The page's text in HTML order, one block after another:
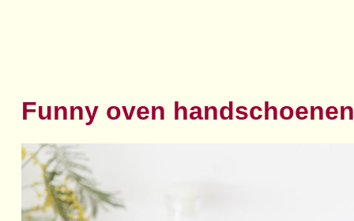
Funny oven handschoenen